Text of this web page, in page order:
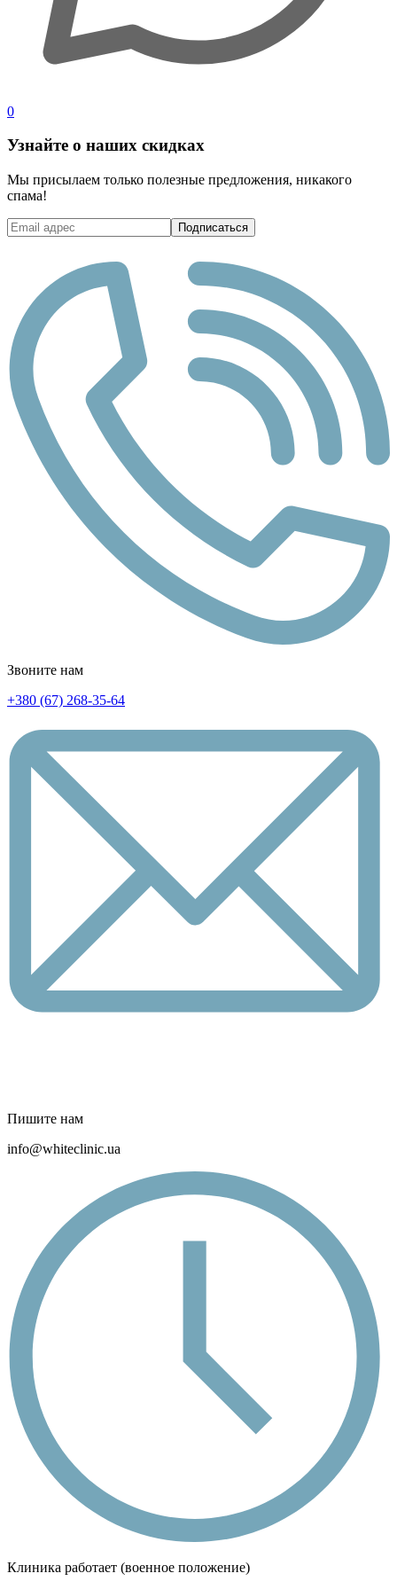
0
Узнайте о наших скидках
Мы присылаем только полезные предложения, никакого
спама!
Подписаться
Звоните нам
+380 (67) 268-35-64
Пишите нам
info@whiteclinic.ua
Клиника работает (военное положение)